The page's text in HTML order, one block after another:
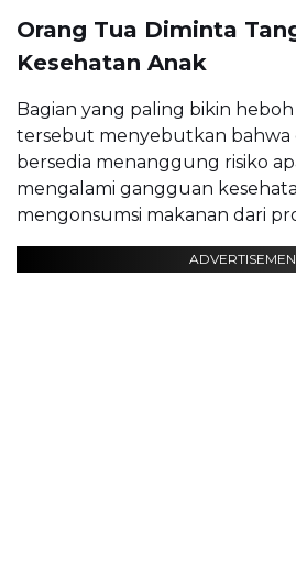
Orang Tua Diminta
Kesehatan Anak
Bagian yang paling bikin
tersebut menyebutkan bahwa
bersedia menanggung risiko
mengalami gangguan
mengonsumsi makanan dari